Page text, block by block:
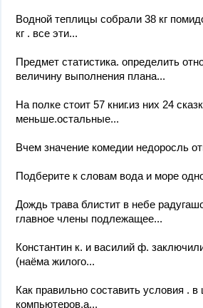
Водной теплицы собрали 38 кг
кг . все эти...
Предмет статистика. определить
величину выполнения плана...
На полке стоит 57 книг.из них 24
меньше.остальные...
Вчем значение комедии недоросль
Подберите к словам вода и море
Дождь трава блистит в небе
главное члены подлежащее...
Константин к. и василий ф.
(наёма жилого...
Как правильно составить условия .
компьютеров,а...